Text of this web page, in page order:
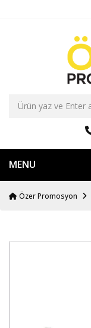
MENU
Özer Promosyon